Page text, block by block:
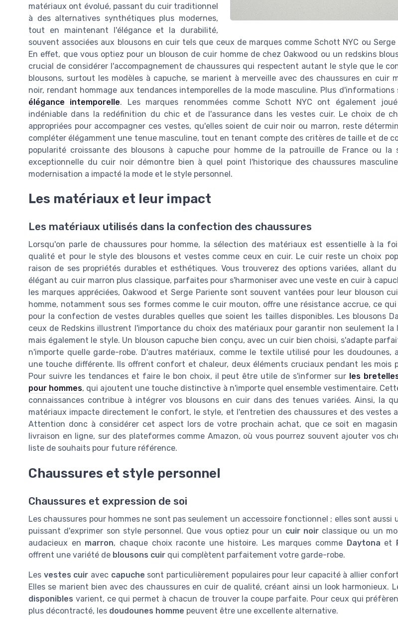
matériaux ont évolué, passant du cuir traditionnel
à des alternatives synthétiques plus modernes,
tout en maintenant l'élégance et la durabilité,
souvent associées aux blousons en cuir tels que ceux de marques comme Schott NYC ou Serge
En effet, que vous optiez pour un blouson de cuir homme de chez Oakwood ou un redskins
crucial de considérer l'accompagnement de chaussures qui respectent autant le style que le
blousons, surtout les modèles à capuche, se marient à merveille avec des chaussures en cuir
noir, rendant hommage aux tendances intemporelles de la mode masculine. Plus
élégance intemporelle. Les marques renommées comme Schott NYC ont également
indéniable dans la redéfinition du chic et de l'assurance dans les vestes cuir. Le choix de
appropriées pour accompagner ces vestes, qu'elles soient de cuir noir ou marron, reste
compléter élégamment une tenue masculine, tout en tenant compte des critères de taille et de
popularité croissante des blousons à capuche pour homme de la patrouille de France ou la
exceptionnelle du cuir noir démontre bien à quel point l'historique des chaussures
modernisation a impacté la mode et le style personnel.
Les matériaux et leur impact
Les matériaux utilisés dans la confection des chaussures
Lorsqu'on parle de chaussures pour homme, la sélection des matériaux est essentielle à la
qualité et pour le style des blousons et vestes comme ceux en cuir. Le cuir reste un choix
raison de ses propriétés durables et esthétiques. Vous trouverez des options variées, allant
élégant au cuir marron plus classique, parfaites pour s'harmoniser avec une veste en cuir à
les marques appréciées, Oakwood et Serge Pariente sont souvent vantées pour leur blouson
homme, notamment sous ses formes comme le cuir mouton, offre une résistance accrue, ce qui
pour la confection de vestes durables quelles que soient les tailles disponibles. Les blousons
ceux de Redskins illustrent l'importance du choix des matériaux pour garantir non seulement la
mais également le style. Un blouson capuche bien conçu, avec un cuir bien choisi, s'adapte
n'importe quelle garde-robe. D'autres matériaux, comme le textile utilisé pour les doudounes,
une touche différente. Ils offrent confort et chaleur, deux éléments cruciaux pendant les mois
Pour suivre les tendances et faire le bon choix, il peut être utile de s'informer sur les
pour hommes, qui ajoutent une touche distinctive à n'importe quel ensemble vestimentaire.
connaissances contribue à intégrer vos blousons en cuir dans des tenues variées. Ainsi, la
matériaux impacte directement le confort, le style, et l'entretien des chaussures et des vestes
Attention donc à considérer cet aspect lors de votre prochain achat, que ce soit en
livraison en ligne, sur des plateformes comme Amazon, où vous pourrez souvent ajouter vos
liste de souhaits pour future référence.
Chaussures et style personnel
Chaussures et expression de soi
Les chaussures pour hommes ne sont pas seulement un accessoire fonctionnel ; elles sont aussi
puissant d'exprimer son style personnel. Que vous optiez pour un cuir noirclassique ou un
audacieux en marron, chaque choix raconte une histoire. Les marques comme Daytona et
offrent une variété de blousons cuir qui complètent parfaitement votre garde-robe.
Les vestes cuir avec capuche sont particulièrement populaires pour leur capacité à allier
Elles se marient bien avec des chaussures en cuir de qualité, créant ainsi un look harmonieux.
disponibles varient, ce qui permet à chacun de trouver la coupe parfaite. Pour ceux qui
plus décontracté, les doudounes homme peuvent être une excellente alternative.